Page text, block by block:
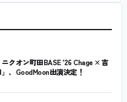
クオン町田BASE ’26 Chage × 吉
、GoodMoon出演決定！